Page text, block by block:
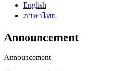
English
ภาษาไทย
Announcement
Announcement